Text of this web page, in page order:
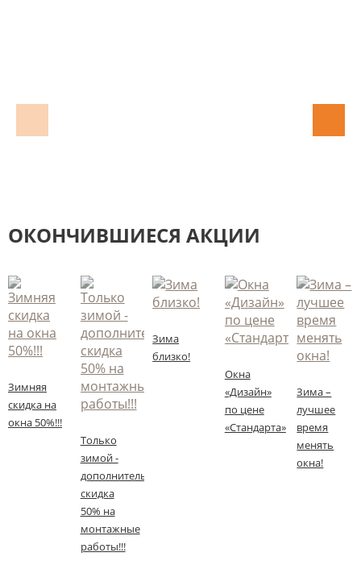
ОКОНЧИВШИЕСЯ АКЦИИ
Зимняя
скидка на
окна 50%!!!
Только
зимой -
дополнительная
скидка
50% на
монтажные
работы!!!
Зима
близко!
Окна
«Дизайн»
по цене
«Стандарта»
Зима –
лучшее
время
менять
окна!